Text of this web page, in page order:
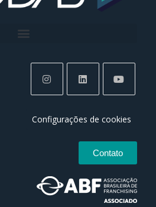
Configurações de cookies
Contato